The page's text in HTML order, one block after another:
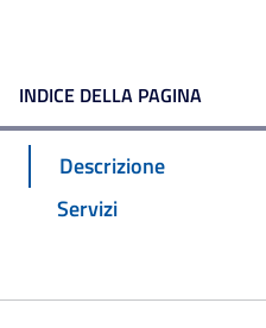
INDICE DELLA PAGINA
Descrizione
Servizi